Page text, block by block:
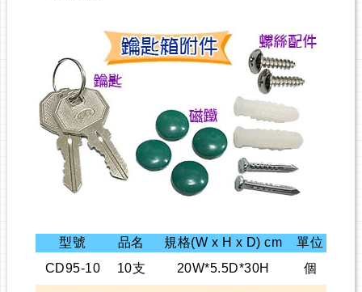
型號 品名 規格(W x H x D) cm
單位
CD95-10
10支 20W*5.5D*30H 個